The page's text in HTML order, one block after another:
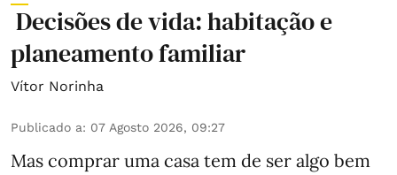
Decisões de vida: habitação e
planeamento familiar
Vítor Norinha
Publicado a: 07 Agosto 2026, 09:27
Mas comprar uma casa tem de ser algo bem